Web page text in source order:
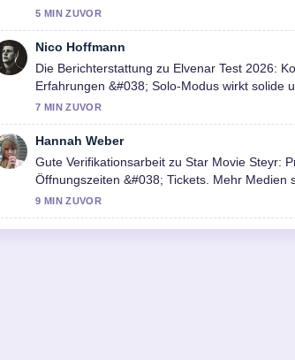
5 MIN ZUVOR
Nico Hoffmann
Die Berichterstattung zu Elvenar Test 2026:
Erfahrungen &#038; Solo-Modus wirkt solide
nachvollziehbar.
7 MIN ZUVOR
Hannah Weber
Gute Verifikationsarbeit zu Star Movie Steyr:
Öffnungszeiten &#038; Tickets. Mehr Medien
schreiben.
9 MIN ZUVOR